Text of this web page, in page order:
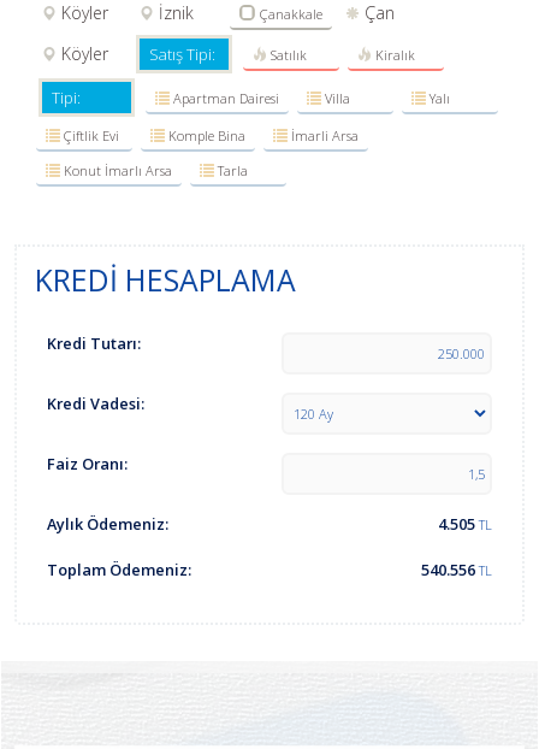
Köyler
İznik Çanakkale
Çan
Köyler
Satış Tipi: Satılık Kiralık
Tipi: Apartman Dairesi Villa Yalı
Çiftlik Evi Komple Bina
İmarli Arsa
Konut İmarlı Arsa
Tarla
KREDİ HESAPLAMA
Kredi Tutarı:
Kredi Vadesi:
Faiz Oranı:
Aylık Ödemeniz: 4.505TL
Toplam Ödemeniz: 540.556TL